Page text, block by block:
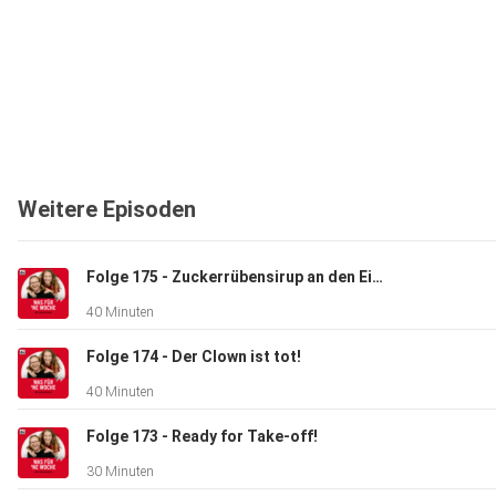
Weitere Episoden
Folge 175 - Zuckerrübensirup an den Eiern!
40 Minuten
Folge 174 - Der Clown ist tot!
40 Minuten
Folge 173 - Ready for Take-off!
30 Minuten